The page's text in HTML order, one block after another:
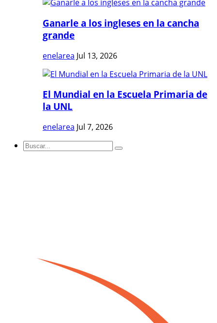
Ganarle a los ingleses en la cancha
grande
enelarea Jul 13, 2026
El Mundial en la Escuela Primaria de
la UNL
enelarea Jul 7, 2026